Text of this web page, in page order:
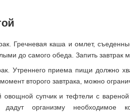
Гречневая каша и омлет,
до самого обеда. Запить завтрак
Утреннего приема пищи должно
момент второго завтрака, можно
овощной супчик и тефтели с
организму необходимое